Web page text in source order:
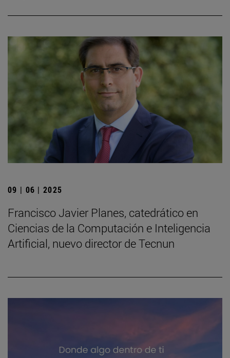
09 | 06 | 2025
Francisco Javier Planes, catedrático en
Ciencias de la Computación e Inteligencia
Artificial, nuevo director de Tecnun